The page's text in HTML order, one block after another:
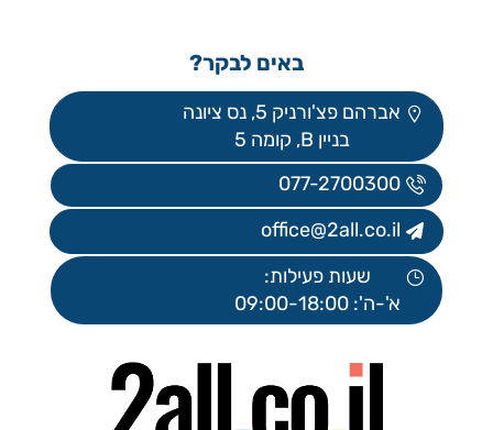
באים לבקר?
אברהם פצ'ורניק 5, נס ציונה
בניין B, קומה 5
077-2700300
office@2all.co.il
שעות פעילות:
א'-ה': 09:00-18:00